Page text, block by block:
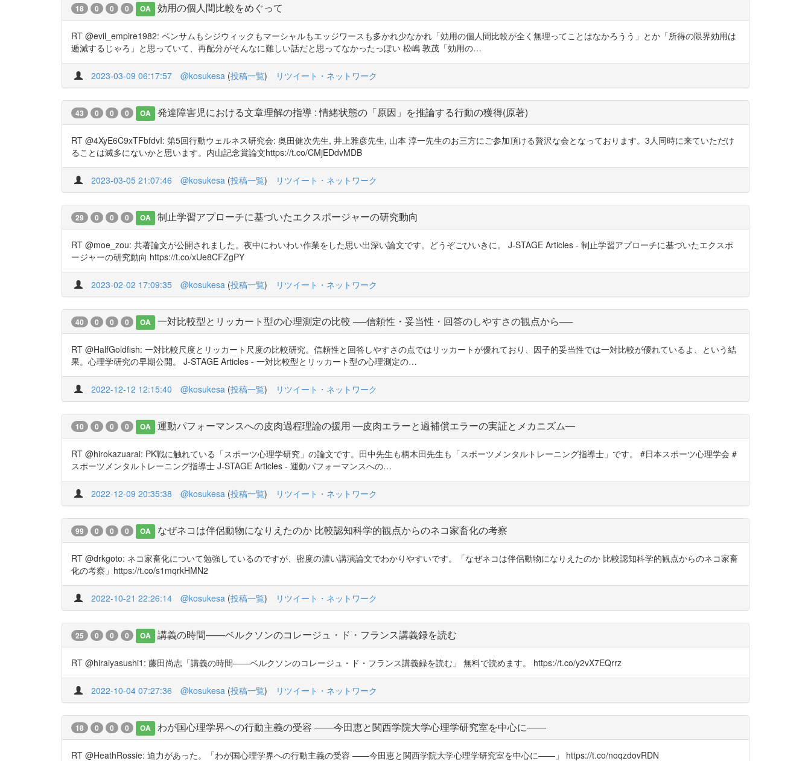
18 0 0 0 OA 効用の個人間比較をめぐって
RT @evil_empire1982: ベンサムもシジウィックもマーシャルもエッジワースも多かれ少なかれ「効用の個人間比較が全く無理ってことはなかろうう」とか「所得の限界効用は
逓減するじゃろ」と思っていて、再配分がそんなに難しい話だと思ってなかったっぽい 松嶋 敦茂「効用の…
2023-03-09 06:17:57 @kosukesa (投稿一覧) リツイート・ネットワーク
43 0 0 0 OA 発達障害児における文章理解の指導 : 情緒状態の「原因」を推論する行動の獲得(原著)
RT @4XyE6C9xTFbfdvI: 第5回行動ウェルネス研究会: 奥田健次先生, 井上雅彦先生, 山本 淳一先生のお三方にご参加頂ける贅沢な会となっております。3人同時に来ていただけ
ることは滅多にないかと思います。内山記念賞論文https://t.co/CMjEDdvMDB
2023-03-05 21:07:46 @kosukesa (投稿一覧) リツイート・ネットワーク
29 0 0 0 OA 制止学習アプローチに基づいたエクスポージャーの研究動向
RT @moe_zou: 共著論文が公開されました。夜中にわいわい作業をした思い出深い論文です。どうぞごひいきに。 J-STAGE Articles - 制止学習アプローチに基づいたエクスポ
ージャーの研究動向 https://t.co/xUe8CFZgPY
2023-02-02 17:09:35 @kosukesa (投稿一覧) リツイート・ネットワーク
40 0 0 0 OA 一対比較型とリッカート型の心理測定の比較 ──信頼性・妥当性・回答のしやすさの観点から──
RT @HalfGoldfish: 一対比較尺度とリッカート尺度の比較研究。信頼性と回答しやすさの点ではリッカートが優れており、因子的妥当性では一対比較が優れているよ、という結
果。心理学研究の早期公開。 J-STAGE Articles - 一対比較型とリッカート型の心理測定の…
2022-12-12 12:15:40 @kosukesa (投稿一覧) リツイート・ネットワーク
10 0 0 0 OA 運動パフォーマンスへの皮肉過程理論の援用 ―皮肉エラーと過補償エラーの実証とメカニズム―
RT @hirokazuarai: PK戦に触れている「スポーツ心理学研究」の論文です。田中先生も柄木田先生も「スポーツメンタルトレーニング指導士」です。 #日本スポーツ心理学会 #
スポーツメンタルトレーニング指導士 J-STAGE Articles - 運動パフォーマンスへの…
2022-12-09 20:35:38 @kosukesa (投稿一覧) リツイート・ネットワーク
99 0 0 0 OA なぜネコは伴侶動物になりえたのか 比較認知科学的観点からのネコ家畜化の考察
RT @drkgoto: ネコ家畜化について勉強しているのですが、密度の濃い講演論文でわかりやすいです。「なぜネコは伴侶動物になりえたのか 比較認知科学的観点からのネコ家畜
化の考察」https://t.co/s1mqrkHMN2
2022-10-21 22:26:14 @kosukesa (投稿一覧) リツイート・ネットワーク
25 0 0 0 OA 講義の時間——ベルクソンのコレージュ・ド・フランス講義録を読む
RT @hiraiyasushi1: 藤田尚志「講義の時間——ベルクソンのコレージュ・ド・フランス講義録を読む」 無料で読めます。 https://t.co/y2vX7EQrrz
2022-10-04 07:27:36 @kosukesa (投稿一覧) リツイート・ネットワーク
18 0 0 0 OA わが国心理学界への行動主義の受容 ――今田恵と関西学院大学心理学研究室を中心に――
RT @HeathRossie: 迫力があった。「わが国心理学界への行動主義の受容 ――今田恵と関西学院大学心理学研究室を中心に――」 https://t.co/noqzdovRDN